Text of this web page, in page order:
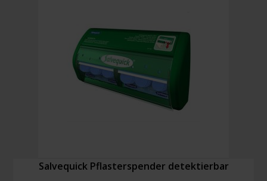
Salvequick Pflasterspender detektierbar